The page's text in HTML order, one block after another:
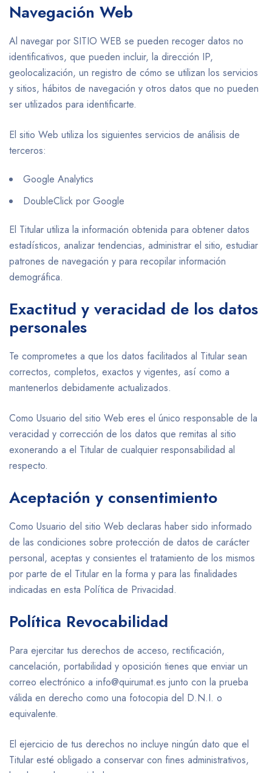
Navegación Web
Al navegar por SITIO WEB se pueden recoger datos no
identificativos, que pueden incluir, la dirección IP,
geolocalización, un registro de cómo se utilizan los servicios
y sitios, hábitos de navegación y otros datos que no pueden
ser utilizados para identificarte.
El sitio Web utiliza los siguientes servicios de análisis de
terceros:
Google Analytics
DoubleClick por Google
El Titular utiliza la información obtenida para obtener datos
estadísticos, analizar tendencias, administrar el sitio, estudiar
patrones de navegación y para recopilar información
demográfica.
Exactitud y veracidad de los datos
personales
Te comprometes a que los datos facilitados al Titular sean
correctos, completos, exactos y vigentes, así como a
mantenerlos debidamente actualizados.
Como Usuario del sitio Web eres el único responsable de la
veracidad y corrección de los datos que remitas al sitio
exonerando a el Titular de cualquier responsabilidad al
respecto.
Aceptación y consentimiento
Como Usuario del sitio Web declaras haber sido informado
de las condiciones sobre protección de datos de carácter
personal, aceptas y consientes el tratamiento de los mismos
por parte de el Titular en la forma y para las finalidades
indicadas en esta Política de Privacidad.
Política Revocabilidad
Para ejercitar tus derechos de acceso, rectificación,
cancelación, portabilidad y oposición tienes que enviar un
correo electrónico a info@quirumat.es junto con la prueba
válida en derecho como una fotocopia del D.N.I. o
equivalente.
El ejercicio de tus derechos no incluye ningún dato que el
Titular esté obligado a conservar con fines administrativos,